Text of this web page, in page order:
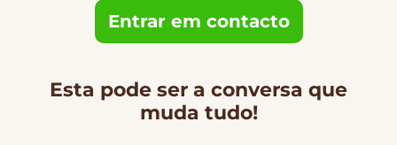
Entrar em contacto
Esta pode ser a conversa que
muda tudo!